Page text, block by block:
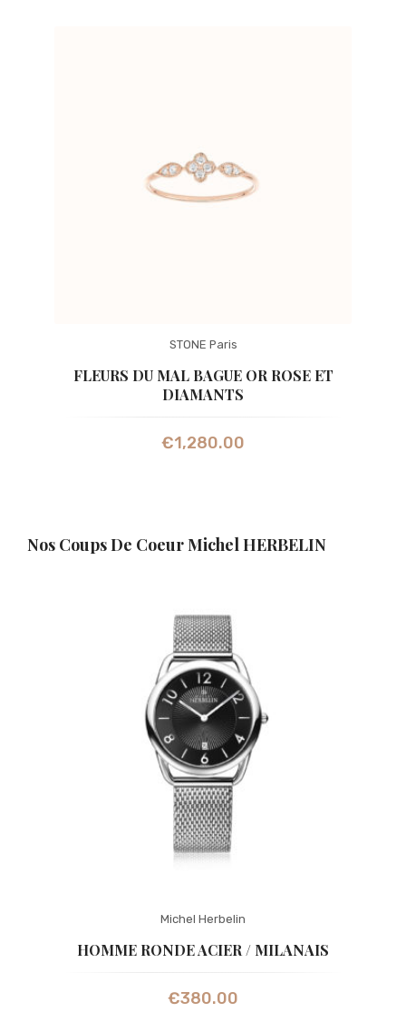
STONE Paris
FLEURS DU MAL BAGUE OR ROSE ET
DIAMANTS
€1,280.00
Nos Coups De Coeur Michel HERBELIN
Michel Herbelin
HOMME RONDE ACIER / MILANAIS
€380.00